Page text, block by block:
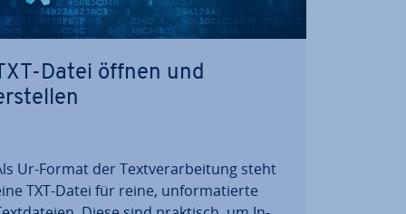
TXT-Datei öffnen und
Ur-Format der Text­ver­ar­bei­tung steht
TXT-Datei für reine, un­for­ma­tier­te